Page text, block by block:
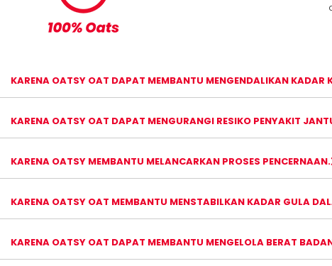
KARENA OATSY OAT DAPAT MEMBANTU MENGENDALIKAN KADAR
KARENA OATSY OAT DAPAT MENGURANGI RESIKO PENYAKIT
KARENA OATSY MEMBANTU MELANCARKAN PROSES PENCERNAAN.
KARENA OATSY OAT MEMBANTU MENSTABILKAN KADAR GULA
KARENA OATSY OAT DAPAT MEMBANTU MENGELOLA BERAT